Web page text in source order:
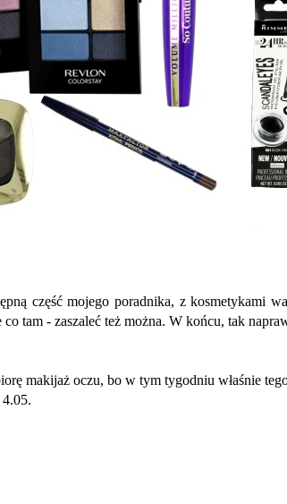
część mojego poradnika, z kosmetykami
co tam - zaszaleć też można. W końcu, tak
makijaż oczu, bo w tym tygodniu właśnie